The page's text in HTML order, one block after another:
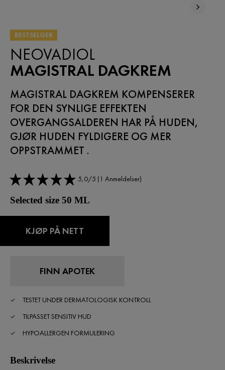
BESTSELGER
NEOVADIOL
MAGISTRAL DAGKREM
MAGISTRAL DAGKREM KOMPENSERER
FOR DEN SYNLIGE EFFEKTEN
OVERGANGSALDEREN HAR PÅ HUDEN,
GJØR HUDEN FYLDIGERE OG MER
OPPSTRAMMET .
5,0/5 (1 Anmeldelser)
Selected size 50 ML
KJØP PÅ NETT
FINN APOTEK
TESTET UNDER DERMATOLOGISK KONTROLL
TILPASSET SENSITIV HUD
HYPOALLERGEN FORMULERING
Beskrivelse